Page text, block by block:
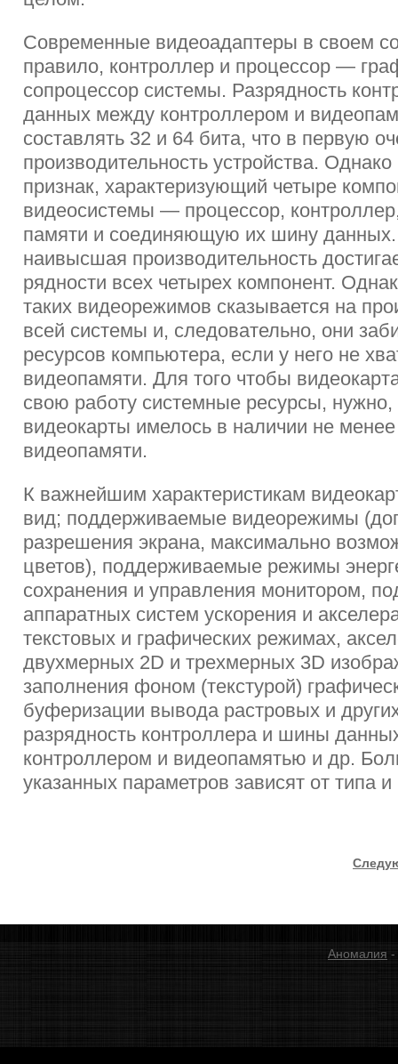
Современные видеоадаптеры в своем
правило, контроллер и процессор —
сопроцессор системы. Разрядность
данных между контроллером и
составлять 32 и 64 бита, что в первую
производительность устройства.
признак, характеризующий четыре
видеосистемы — процессор,
памяти и соединяющую их шину данных.
наивысшая производительность
рядности всех четырех компонент.
таких видеорежимов сказывается на
всей системы и, следовательно, они
ресурсов компьютера, если у него не
видеопамяти. Для того чтобы
свою работу системные ресурсы,
видеокарты имелось в наличии не
видеопамяти.
К важнейшим характеристикам
вид; поддерживаемые видеорежимы
разрешения экрана, максимально
цветов), поддерживаемые режимы
сохранения и управления монитором,
аппаратных систем ускорения и
текстовых и графических режимах,
двухмерных 2D и трехмерных 3D
заполнения фоном (текстурой)
буферизации вывода растровых и
разрядность контроллера и шины
контроллером и видеопамятью и др.
указанных параметров зависят от типа
Аномалия -